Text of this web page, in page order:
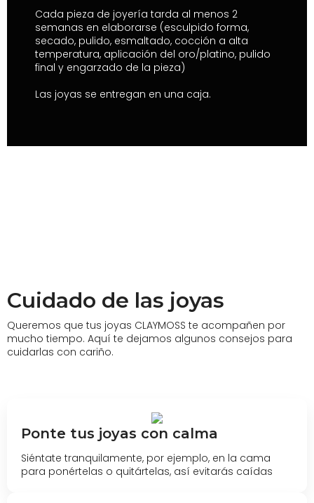
Cada pieza de joyería tarda al menos 2
semanas en elaborarse (esculpido forma,
secado, pulido, esmaltado, cocción a alta
temperatura, aplicación del oro/platino, pulido
final y engarzado de la pieza)
Las joyas se entregan en una caja.
Cuidado de las joyas
Queremos que tus joyas CLAYMOSS te acompañen por
mucho tiempo. Aquí te dejamos algunos consejos para
cuidarlas con cariño.
Ponte tus joyas con calma
Siéntate tranquilamente, por ejemplo, en la cama
para ponértelas o quitártelas, así evitarás caídas